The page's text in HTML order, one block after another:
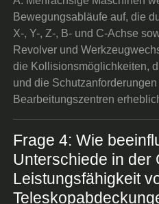
Bewegungsabläufe auf, die
X-, Y-, Z-, B- und C-Achse
Revolver und
die Kollisionsmöglichkeiten,
und die
Bearbeitungszentren
Frage 4: Wie
Unterschiede in der
Leistungsfähigkeit